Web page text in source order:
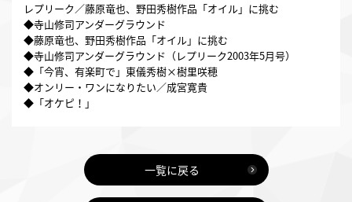
レプリーク／藤原竜也、野田秀樹作品「オイル」に挑む
◆寺山修司アンダーグラウンド
◆藤原竜也、野田秀樹作品「オイル」に挑む
◆寺山修司アンダーグラウンド（レプリーク2003年5月号）
◆「今宵、有楽町で」東儀秀樹×樹里咲穂
◆オンリー・ワンになりたい／成宮寛貴
◆「オケピ！」
一覧に戻る